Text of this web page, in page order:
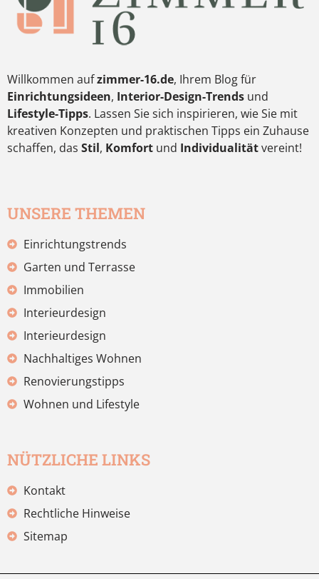
Willkommen aufzimmer-16.de, Ihrem Blog für
Einrichtungsideen, Interior-Design-Trends und
Lifestyle-Tipps. Lassen Sie sich inspirieren, wie Sie mit
kreativen Konzepten und praktischen Tipps ein Zuhause
schaffen, das Stil, Komfort und Individualitätvereint!
UNSERE THEMEN
Einrichtungstrends
Garten und Terrasse
Immobilien
Interieurdesign
Interieurdesign
Nachhaltiges Wohnen
Renovierungstipps
Wohnen und Lifestyle
NÜTZLICHE LINKS
Kontakt
Rechtliche Hinweise
Sitemap